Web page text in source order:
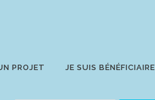
PROJET JE SUIS BÉNÉFICIAIRE